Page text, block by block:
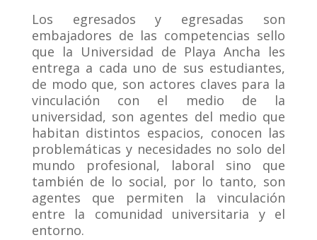
Los egresados y egresadas son
embajadores de las competencias sello
que la Universidad de Playa Ancha les
entrega a cada uno de sus estudiantes,
de modo que, son actores claves para la
vinculación con el medio de la
universidad, son agentes del medio que
habitan distintos espacios, conocen las
problemáticas y necesidades no solo del
mundo profesional, laboral sino que
también de lo social, por lo tanto, son
agentes que permiten la vinculación
entre la comunidad universitaria y el
entorno.